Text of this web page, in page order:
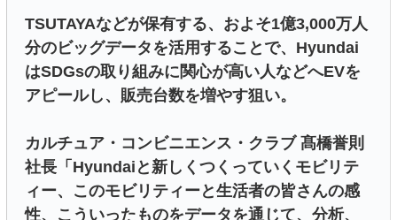
TSUTAYAなどが保有する、およそ1億3,000万人
分のビッグデータを活用することで、Hyundai
はSDGsの取り組みに関心が高い人などへEVを
アピールし、販売台数を増やす狙い。
カルチュア・コンビニエンス・クラブ 髙橋誉則
社長「Hyundaiと新しくつくっていくモビリテ
ィー、このモビリティーと生活者の皆さんの感
性、こういったものをデータを通じて、分析、